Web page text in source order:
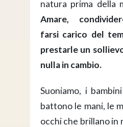
natura prima della
Amare,
farsi carico del
prestarle un
nulla in cambio.
Suoniamo, i
battono le mani, le
occhi che brillano in